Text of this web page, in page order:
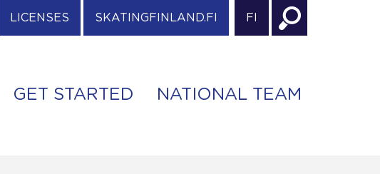
LICENSES SKATINGFINLAND.FI FI
GET STARTED NATIONAL TEAM